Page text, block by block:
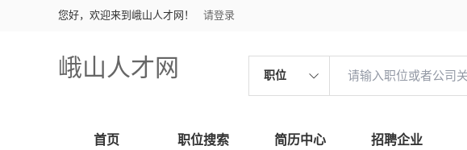
您好，欢迎来到峨山人才网！ 请登录
峨山人才网 职位
首页 职位搜索 简历中心 招聘企业